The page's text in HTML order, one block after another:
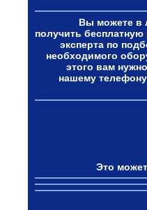
Вы можете в
получить
эксперта по
необходимого
этого вам
нашему
Это